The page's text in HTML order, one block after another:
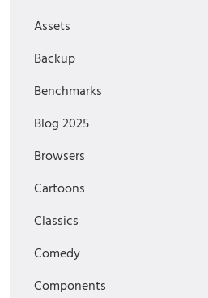
Assets
Backup
Benchmarks
Blog 2025
Browsers
Cartoons
Classics
Comedy
Components